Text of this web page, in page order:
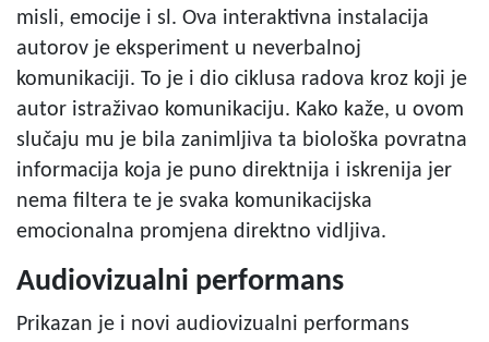
misli, emocije i sl. Ova interaktivna instalacija
autorov je eksperiment u neverbalnoj
komunikaciji. To je i dio ciklusa radova kroz koji je
autor istraživao komunikaciju. Kako kaže, u ovom
slučaju mu je bila zanimljiva ta biološka povratna
informacija koja je puno direktnija i iskrenija jer
nema filtera te je svaka komunikacijska
emocionalna promjena direktno vidljiva.
Audiovizualni performans
Prikazan je i novi audiovizualni performans